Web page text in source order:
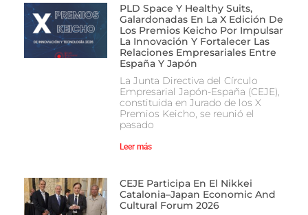
PLD Space Y Healthy Suits,
Galardonadas En La X Edición De
Los Premios Keicho Por Impulsar
La Innovación Y Fortalecer Las
Relaciones Empresariales Entre
España Y Japón
La Junta Directiva del Círculo
Empresarial Japón-España (CEJE),
constituida en Jurado de los X
Premios Keicho, se reunió el
pasado
Leer más
CEJE Participa En El Nikkei
Catalonia–Japan Economic And
Cultural Forum 2026